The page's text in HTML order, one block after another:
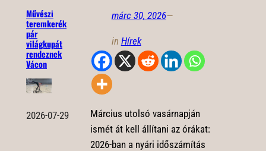
Művészi
teremkerék
pár
világkupát
rendeznek
Vácon
2026-07-29
márc 30, 2026—
in Hírek
Március utolsó vasárnapján
ismét át kell állítani az órákat:
2026-ban a nyári időszámítás